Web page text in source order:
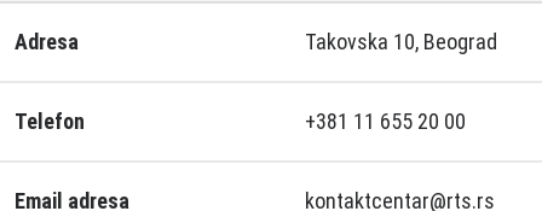
Adresa Takovska 10, Beograd
Telefon +381 11 655 20 00
Email adresa kontaktcentar@rts.rs